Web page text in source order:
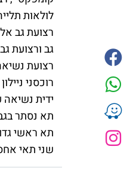
לולאות
רצועת גב
גב ורצועת
רצועת
רוכסני
ידית
תא נסתר
תא ראשי
שני תאי